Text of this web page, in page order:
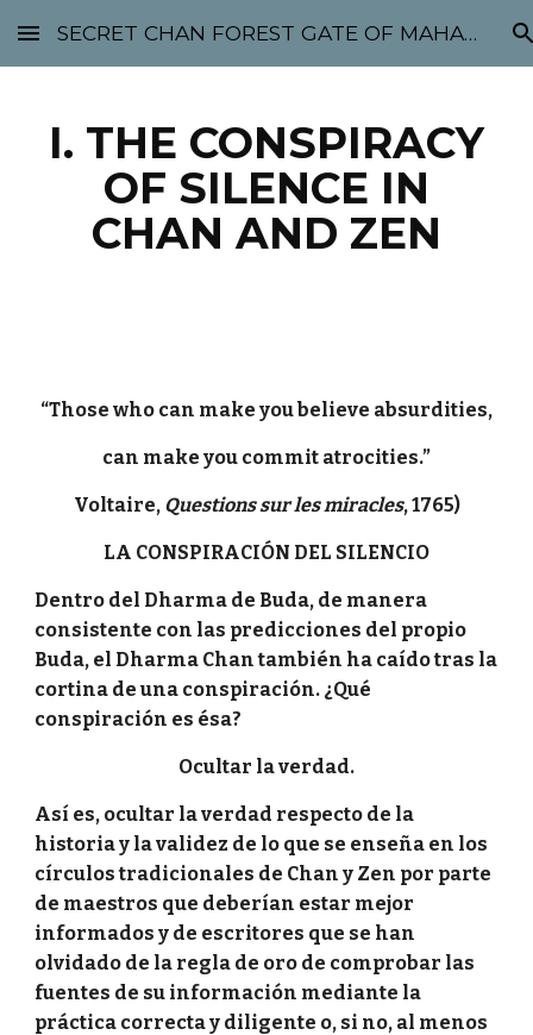
Skip to main content Skip to navigation
SECRET CHAN FOREST GATE OF MAHABODHI - SUNYATA 机禅林门 大菩提太虚
I. THE CONSPIRACY
OF SILENCE IN
CHAN AND ZEN
“Those who can make you believe absurdities,
can make you commit atrocities.”
Voltaire, Questions sur les miracles, 1765)
LA CONSPIRACIÓN DEL SILENCIO
Dentro del Dharma de Buda, de manera
consistente con las predicciones del propio
Buda, el Dharma Chan también ha caído tras la
cortina de una conspiración. ¿Qué
conspiración es ésa?
Ocultar la verdad.
Así es, ocultar la verdad respecto de la
historia y la validez de lo que se enseña en los
círculos tradicionales de Chan y Zen por parte
de maestros que deberían estar mejor
informados y de escritores que se han
olvidado de la regla de oro de comprobar las
fuentes de su información mediante la
práctica correcta y diligente o, si no, al menos